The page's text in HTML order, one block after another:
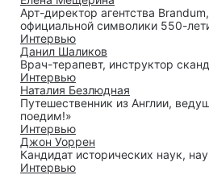
Арт-директор агентства
официальной символики 550-
Интервью
Данил Шаликов
Врач-терапевт, инструктор
Интервью
Наталия Безлюдная
Путешественник из Англии,
поедим!»
Интервью
Джон Уоррен
Кандидат исторических наук,
Интервью